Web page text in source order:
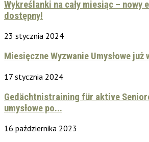
Wykreślanki na cały miesiąc – nowy
dostępny!
23 stycznia 2024
Miesięczne Wyzwanie Umysłowe już
17 stycznia 2024
Gedächtnistraining für aktive
umysłowe po...
16 października 2023